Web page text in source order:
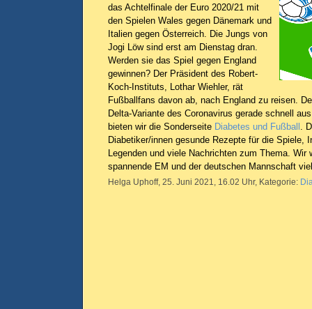
das Achtelfinale der Euro 2020/21 mit
den Spielen Wales gegen Dänemark und
Italien gegen Österreich. Die Jungs von
Jogi Löw sind erst am Dienstag dran.
Werden sie das Spiel gegen England
gewinnen? Der Präsident des Robert-
Koch-Instituts, Lothar Wiehler, rät
Fußballfans davon ab, nach England zu reisen.
Delta-Variante des Coronavirus gerade schnell
bieten wir die Sonderseite Diabetes und Fußball .
Diabetiker/innen gesunde Rezepte für die Spiele,
Legenden und viele Nachrichten zum Thema. Wir
spannende EM und der deutschen Mannschaft
Helga Uphoff, 25. Juni 2021, 16.02 Uhr, Kategorie: